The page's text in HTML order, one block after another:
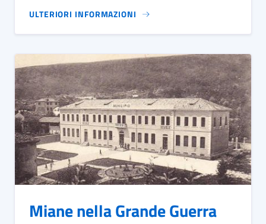
ULTERIORI INFORMAZIONI
Miane nella Grande Guerra